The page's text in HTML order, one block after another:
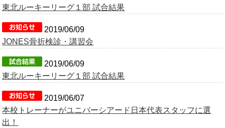
東北ルーキーリーグ１部 試合結果
2019/06/09
JONES骨折検診・講習会
2019/06/09
東北ルーキーリーグ１部 試合結果
2019/06/07
本校トレーナーがユニバーシアード日本代表スタッフに選
出！